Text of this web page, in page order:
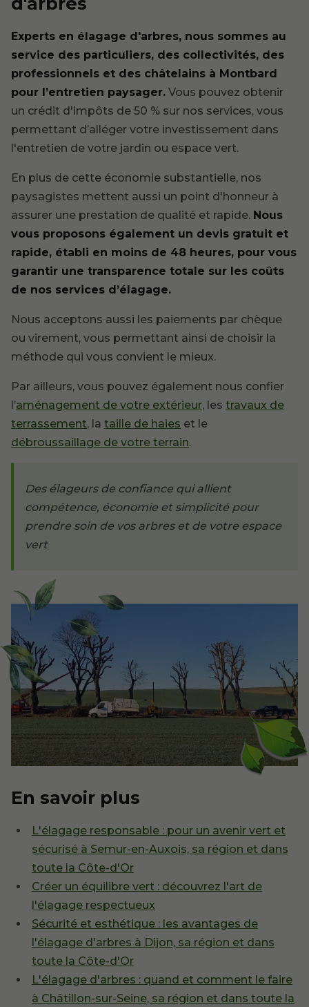
Experts en élagage d'arbres, nous sommes au
service des particuliers, des collectivités, des
professionnels et des châtelains à Montbard
pour l’entretien paysager. Vous pouvez obtenir
un crédit d'impôts de 50 % sur nos services, vous
permettant d’alléger votre investissement dans
l'entretien de votre jardin ou espace vert.
En plus de cette économie substantielle, nos
paysagistes mettent aussi un point d'honneur à
assurer une prestation de qualité et rapide. Nous
vous proposons également un devis gratuit et
rapide, établi en moins de 48 heures, pour vous
garantir une transparence totale sur les coûts
de nos services d’élagage.
Nous acceptons aussi les paiements par chèque
ou virement, vous permettant ainsi de choisir la
méthode qui vous convient le mieux.
Par ailleurs, vous pouvez également nous confier
l’aménagement de votre extérieur, lestravaux de
terrassement, lataille de haies et le
débroussaillage de votre terrain.
Des élageurs de confiance qui allient
compétence, économie et simplicité pour
prendre soin de vos arbres et de votre espace
vert
En savoir plus
L'élagage responsable : pour un avenir vert et
sécurisé à Semur-en-Auxois, sa région et dans
toute la Côte-d'Or
Créer un équilibre vert : découvrez l'art de
l'élagage respectueux
Sécurité et esthétique : les avantages de
l'élagage d'arbres à Dijon, sa région et dans
toute la Côte-d'Or
L'élagage d'arbres : quand et comment le faire
à Châtillon-sur-Seine, sa région et dans toute la